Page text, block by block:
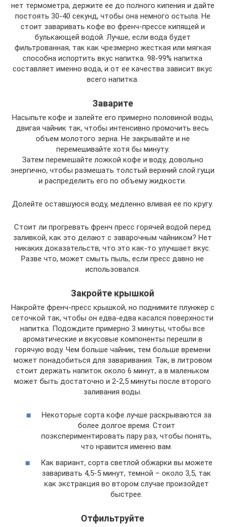
нет термометра, держите ее до полного кипения и дайте
постоять 30-40 секунд, чтобы она немного остыла. Не
стоит заваривать кофе во френч-прессе кипящей и
булькающей водой. Лучше, если вода будет
фильтрованная, так как чрезмерно жесткая или мягкая
способна испортить вкус напитка. 98-99% напитка
составляет именно вода, и от ее качества зависит вкус
всего напитка.
Заварите
Насыпьте кофе и залейте его примерно половиной воды,
двигая чайник так, чтобы интенсивно промочить весь
объем молотого зерна. Не закрывайте и не
перемешивайте хотя бы минуту.
Затем перемешайте ложкой кофе и воду, довольно
энергично, чтобы размешать толстый верхний слой гущи
и распределить его по объему жидкости.
Долейте оставшуюся воду, медленно вливая ее по кругу.
Стоит ли прогревать френч пресс горячей водой перед
заливкой, как это делают с заварочным чайником? Нет
никаких доказательств, что это как-то улучшает вкус.
Разве что, может смыть пыль, если пресс давно не
использовался.
Закройте крышкой
Накройте френч-пресс крышкой, но поднимите плунжер с
сеточкой так, чтобы он едва-едва касался поверхности
напитка. Подождите примерно 3 минуты, чтобы все
ароматические и вкусовые компоненты перешли в
горячую воду. Чем больше чайник, тем больше времени
может понадобиться для заваривания. Так, в литровом
стоит держать напиток около 6 минут, а в маленьком
может быть достаточно и 2-2,5 минуты после второго
заливания воды.
Некоторые сорта кофе лучше раскрываются за
более долгое время. Стоит
поэкспериментировать пару раз, чтобы понять,
что нравится именно вам.
Как вариант, сорта светлой обжарки вы можете
заваривать 4,5-5 минут, темной – около 3,5, так
как экстракция во втором случае произойдет
быстрее.
Отфильтруйте